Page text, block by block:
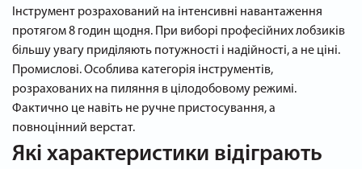
Інструмент розрахований на інтенсивні навантаження
протягом 8 годин щодня. При виборі професійних лобзиків
більшу увагу приділяють потужності і надійності, а не ціні.
Промислові. Особлива категорія інструментів,
розрахованих на пиляння в цілодобовому режимі.
Фактично це навіть не ручне пристосування, а
повноцінний верстат.
Які характеристики відіграють